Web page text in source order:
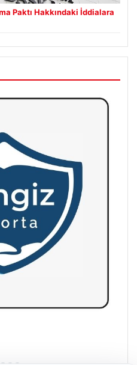
Paktı Hakkındaki İddialara